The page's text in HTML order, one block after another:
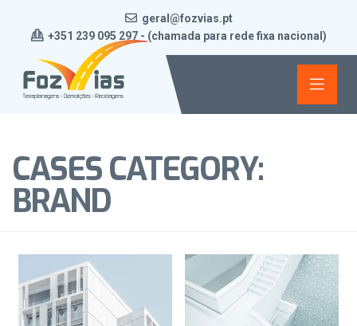
geral@fozvias.pt
+351 239 095 297 - (chamada para rede fixa nacional)
CASES CATEGORY:
BRAND